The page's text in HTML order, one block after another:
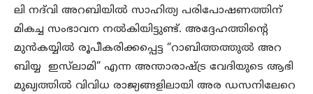
ലി നദ്‌വി അറബിയില്‍ സാഹിത്യ പരിപോഷണത്തിന്
മികച്ച സംഭാവന നല്‍കിയിട്ടുണ്ട്. അദ്ദേഹത്തിന്റെ
മുന്‍കയ്യില്‍ രൂപീകരിക്കപ്പെട്ട “റാബിത്തത്തുല്‍ അറ
ബിയ്യ ഇസ്‌ലാമി” എന്ന അന്താരാഷ്ട്ര വേദിയുടെ ആഭി
മുഖ്യത്തില്‍ വിവിധ രാജ്യങ്ങളിലായി അര ഡസനിലേറെ